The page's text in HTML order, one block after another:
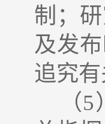
制；
及发
追究
（